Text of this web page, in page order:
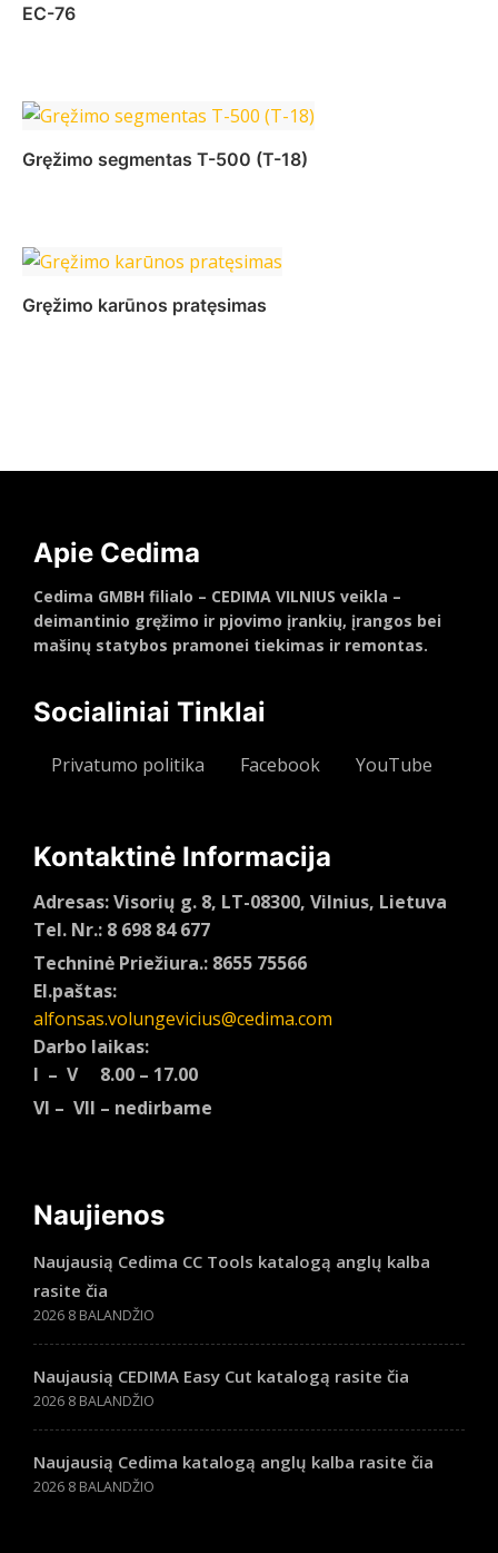
EC-76
Daugiau
Gręžimo segmentas T-500 (T-18)
Daugiau
Gręžimo karūnos pratęsimas
Apie Cedima
Cedima GMBH filialo – CEDIMA VILNIUS veikla –
deimantinio gręžimo ir pjovimo įrankių, įrangos bei
mašinų statybos pramonei tiekimas ir remontas.
Socialiniai Tinklai
Privatumo politika Facebook YouTube
Kontaktinė Informacija
Adresas: Visorių g. 8, LT-08300, Vilnius, Lietuva
Tel. Nr.: 8 698 84 677
Techninė Priežiura.: 8655 75566
El.paštas:
alfonsas.volungevicius@cedima.com
Darbo laikas:
I – V 8.00 – 17.00
VI – VII – nedirbame
Naujienos
Naujausią Cedima CC Tools katalogą anglų kalba
rasite čia
2026 8 BALANDŽIO
Naujausią CEDIMA Easy Cut katalogą rasite čia
2026 8 BALANDŽIO
Naujausią Cedima katalogą anglų kalba rasite čia
2026 8 BALANDŽIO